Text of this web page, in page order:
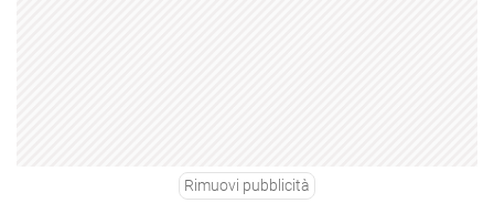
Rimuovi pubblicità